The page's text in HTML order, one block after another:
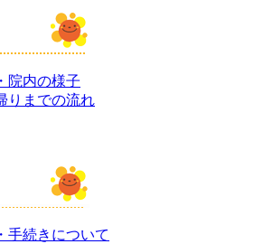
院内の様子
りまでの流れ
手続きについて